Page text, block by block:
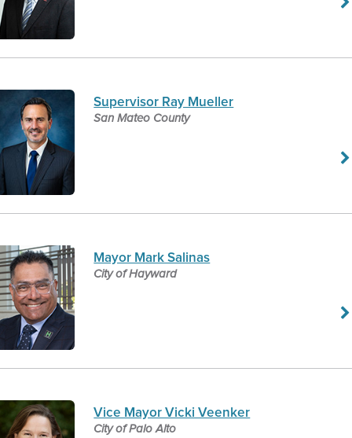
Supervisor Ray Mueller
San Mateo County
Mayor Mark Salinas
City of Hayward
Vice Mayor Vicki Veenker
City of Palo Alto